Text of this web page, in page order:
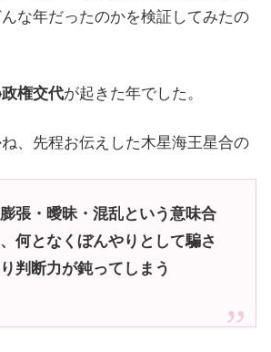
な年だったのかを検証してみたの
政権交代が起きた年でした。
、先程お伝えした木星海王星合の
張・曖昧・混乱という意味合
何となくぼんやりとして騙さ
判断力が鈍ってしまう